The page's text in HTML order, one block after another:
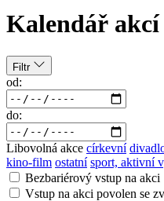
Kalendář akcí
Filtr
od:
do:
Libovolná akce církevní
kino-film ostatní sport, aktivní
Bezbariérový vstup na akci
Vstup na akci povolen se